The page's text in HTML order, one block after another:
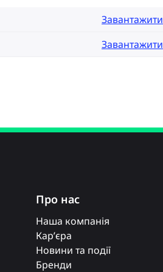
Завантажити
Завантажити
Про нас
Наша компанія
Кар’єра
Новини та події
Бренди